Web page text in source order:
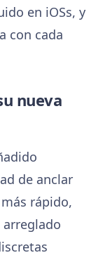
en iOSs, y
con cada
nueva
de anclar
rápido,